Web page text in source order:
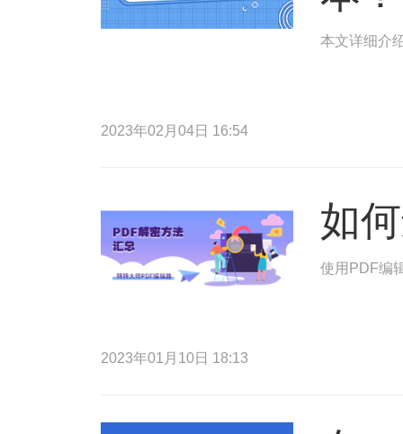
本文详细介
2023年02月04日 16:54
如
使用PDF编
2023年01月10日 18:13